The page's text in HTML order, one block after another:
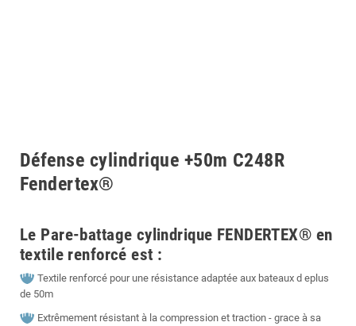
Défense cylindrique +50m C248R
Fendertex®
Le Pare-battage cylindrique FENDERTEX® en
textile renforcé est :
Textile renforcé pour une résistance adaptée aux bateaux d eplus
de 50m
Extrêmement résistant à la compression et traction - grace à sa